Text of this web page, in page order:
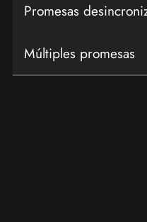
Promesas
Múltiples promesas